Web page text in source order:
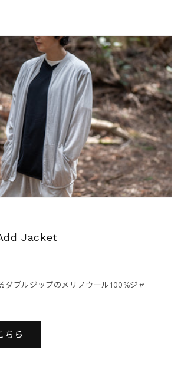
Jacket
ダブルジップのメリノウール100%ジャ
ちら